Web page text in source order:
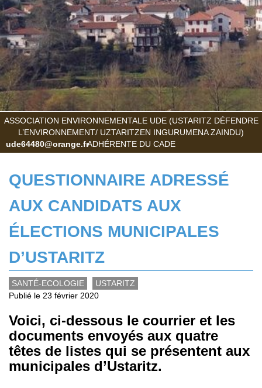
ASSOCIATION ENVIRONNEMENTALE UDE (USTARITZ DÉFENDRE
L’ENVIRONNEMENT/ UZTARITZEN INGURUMENA ZAINDU)
ADHÉRENTE DU CADE
ude64480@orange.fr
QUESTIONNAIRE ADRESSÉ
AUX CANDIDATS AUX
ÉLECTIONS MUNICIPALES
D’USTARITZ
SANTÉ-ECOLOGIE
USTARITZ
Publié le 23 février 2020
Voici, ci-dessous le courrier et les
documents envoyés aux quatre
têtes de listes qui se présentent aux
municipales d’Ustaritz.